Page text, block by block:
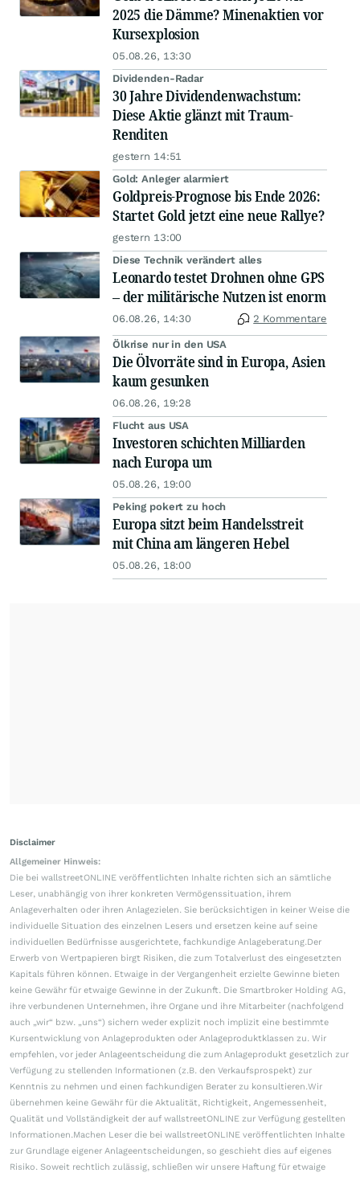
2025 die Dämme? Minenaktien vor
Kursexplosion
05.08.26, 13:30
Dividenden-Radar
30 Jahre Dividendenwachstum:
Diese Aktie glänzt mit Traum-
Renditen
gestern 14:51
Gold: Anleger alarmiert
Goldpreis-Prognose bis Ende 2026:
Startet Gold jetzt eine neue Rallye?
gestern 13:00
Diese Technik verändert alles
Leonardo testet Drohnen ohne GPS
– der militärische Nutzen ist enorm
06.08.26, 14:30 2 Kommentare
Ölkrise nur in den USA
Die Ölvorräte sind in Europa, Asien
kaum gesunken
06.08.26, 19:28
Flucht aus USA
Investoren schichten Milliarden
nach Europa um
05.08.26, 19:00
Peking pokert zu hoch
Europa sitzt beim Handelsstreit
mit China am längeren Hebel
05.08.26, 18:00
Disclaimer
Allgemeiner Hinweis:
Die bei wallstreetONLINE veröffentlichten Inhalte richten sich an sämtliche
Leser, unabhängig von ihrer konkreten Vermögenssituation, ihrem
Anlageverhalten oder ihren Anlagezielen. Sie berücksichtigen in keiner Weise die
individuelle Situation des einzelnen Lesers und ersetzen keine auf seine
individuellen Bedürfnisse ausgerichtete, fachkundige Anlageberatung.Der
Erwerb von Wertpapieren birgt Risiken, die zum Totalverlust des eingesetzten
Kapitals führen können. Etwaige in der Vergangenheit erzielte Gewinne bieten
keine Gewähr für etwaige Gewinne in der Zukunft. Die Smartbroker Holding AG,
ihre verbundenen Unternehmen, ihre Organe und ihre Mitarbeiter (nachfolgend
auch „wir“ bzw. „uns“) sichern weder explizit noch implizit eine bestimmte
Kursentwicklung von Anlageprodukten oder Anlageproduktklassen zu. Wir
empfehlen, vor jeder Anlageentscheidung die zum Anlageprodukt gesetzlich zur
Verfügung zu stellenden Informationen (z.B. den Verkaufsprospekt) zur
Kenntnis zu nehmen und einen fachkundigen Berater zu konsultieren.Wir
übernehmen keine Gewähr für die Aktualität, Richtigkeit, Angemessenheit,
Qualität und Vollständigkeit der auf wallstreetONLINE zur Verfügung gestellten
Informationen.Machen Leser die bei wallstreetONLINE veröffentlichten Inhalte
zur Grundlage eigener Anlageentscheidungen, so geschieht dies auf eigenes
Risiko. Soweit rechtlich zulässig, schließen wir unsere Haftung für etwaige